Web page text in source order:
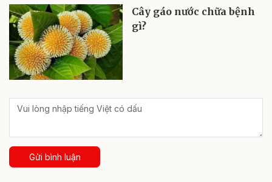
Cây gáo nước chữa bệnh
gì?
Gửi bình luận